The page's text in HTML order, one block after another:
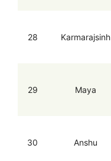
28 Karmarajsinh
29 Maya
30 Anshu